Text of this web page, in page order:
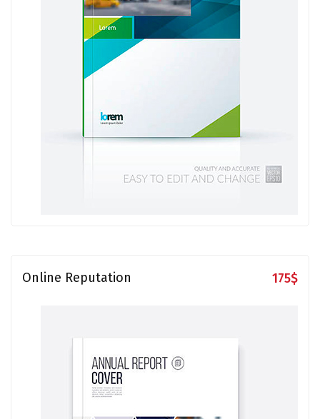
Online Reputation 175$